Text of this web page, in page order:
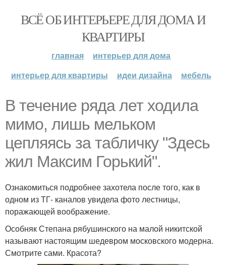
ВСЁ ОБ ИНТЕРЬЕРЕ ДЛЯ ДОМА И
КВАРТИРЫ
главная
интерьер для дома
интерьер для квартиры
идеи дизайна мебель
В течение ряда лет ходила
мимо, лишь мельком
цепляясь за табличку "Здесь
жил Максим Горький".
Ознакомиться подробнее захотела после того, как в
одном из ТГ- каналов увидела фото лестницы,
поражающей воображение.
Особняк Степана рябушинского на малой никитской
называют настоящим шедевром московского модерна.
Смотрите сами. Красота?